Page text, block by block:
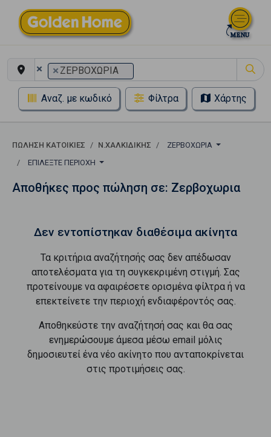
× × ΖΕΡΒΟΧΩΡΙΑ
Αναζ. με κωδικό Φίλτρα Χάρτης
ΠΏΛΗΣΗ ΚΑΤΟΙΚΊΕΣ Ν.ΧΑΛΚΙΔΙΚΗΣ
ΖΕΡΒΟΧΩΡΙΑ
ΕΠΙΛΈΞΤΕ ΠΕΡΙΟΧΉ
Αποθήκες προς πώληση σε: Ζερβοχωρια
Δεν εντοπίστηκαν διαθέσιμα ακίνητα
Τα κριτήρια αναζήτησής σας δεν απέδωσαν
αποτελέσματα για τη συγκεκριμένη στιγμή. Σας
προτείνουμε να αφαιρέσετε ορισμένα φίλτρα ή να
επεκτείνετε την περιοχή ενδιαφέροντός σας.
Αποθηκεύστε την αναζήτησή σας και θα σας
ενημερώσουμε άμεσα μέσω email μόλις
δημοσιευτεί ένα νέο ακίνητο που ανταποκρίνεται
στις προτιμήσεις σας.